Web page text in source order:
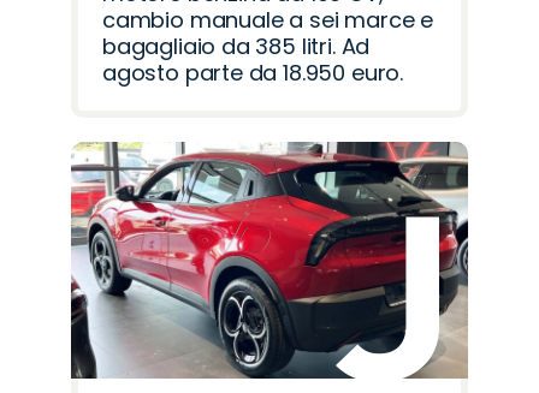
cambio manuale a sei marce e
bagagliaio da 385 litri. Ad
agosto parte da 18.950 euro.